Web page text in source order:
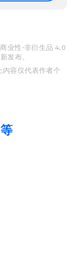
业性-非衍生品 4.0
发布。
内容仅代表作者个